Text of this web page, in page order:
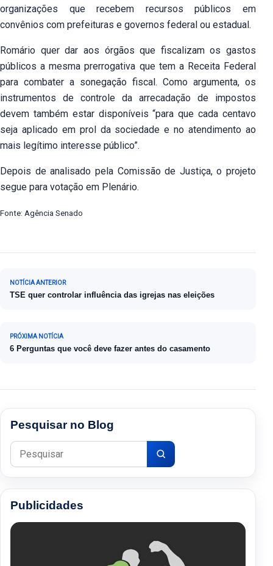
organizações que recebem recursos públicos em
convênios com prefeituras e governos federal ou estadual.
Romário quer dar aos órgãos que fiscalizam os gastos
públicos a mesma prerrogativa que tem a Receita Federal
para combater a sonegação fiscal. Como argumenta, os
instrumentos de controle da arrecadação de impostos
devem também estar disponíveis “para que cada centavo
seja aplicado em prol da sociedade e no atendimento ao
mais legítimo interesse público”.
Depois de analisado pela Comissão de Justiça, o projeto
segue para votação em Plenário.
Fonte: Agência Senado
Navegação de Post
NOTÍCIA ANTERIOR
TSE quer controlar influência das igrejas nas eleições
PRÓXIMA NOTÍCIA
6 Perguntas que você deve fazer antes do casamento
Pesquisar no Blog
Pesquisar por:
Publicidades